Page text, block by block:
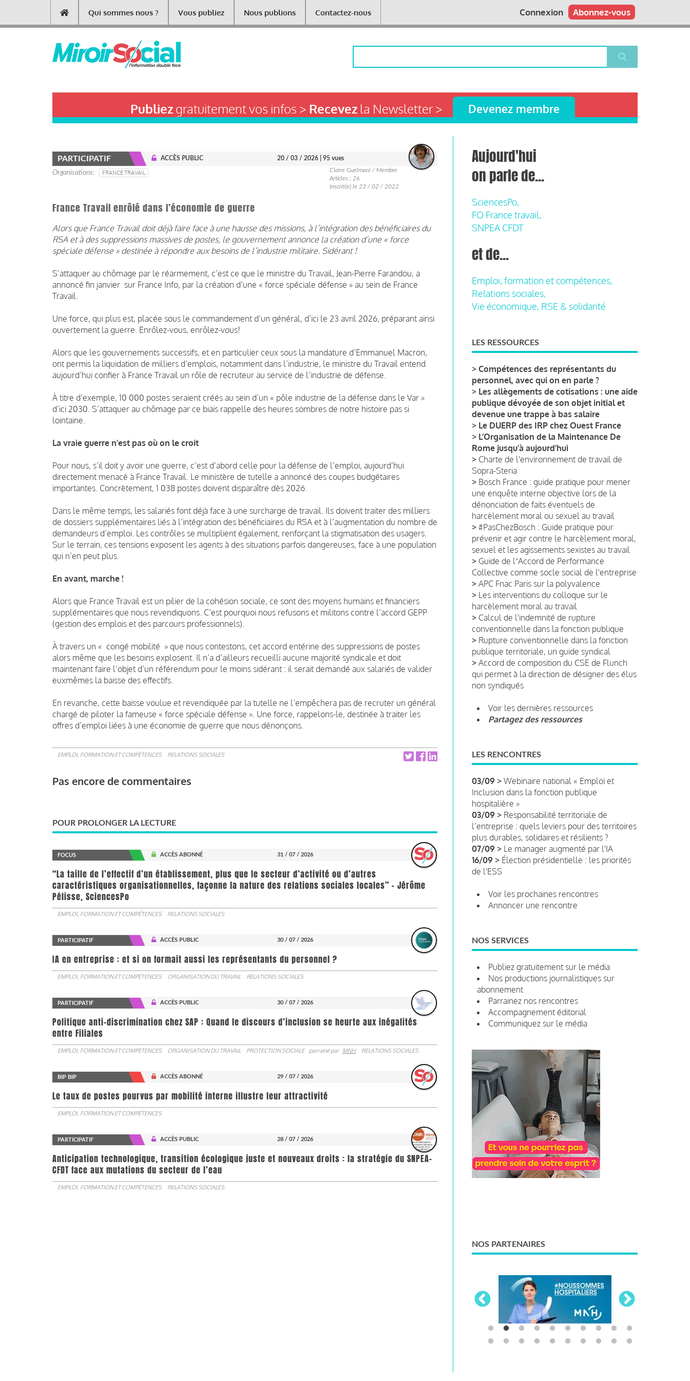
contenu
Main
navigation
Qui sommes nous ? Vous publiez Nous publions Contactez-nous Abonnez-vous
Connexion
Publiezgratuitement vos infos > Recevezla Newsletter > Devenez membre
PARTICIPATIF ACCÈS PUBLIC 20 / 03 / 2026 | 95 vues
Organisations FRANCE TRAVAIL
Claire Guelmani / Membre
Articles : 26
Inscrit(e) le 23 / 02 / 2022
France Travail enrôlé dans l’économie de guerre
Alors que France Travail doit déjà faire face à une hausse des missions, à l’intégration des bénéficiaires du
RSA et à des suppressions massives de postes, le gouvernement annonce la création d’une « force
spéciale défense » destinée à répondre aux besoins de l’industrie militaire. Sidérant !
S’attaquer au chômage par le réarmement, c’est ce que le ministre du Travail, Jean-Pierre Farandou, a
annoncé fin janvier sur France Info, par la création d’une « force spéciale défense » au sein de France
Travail.
Une force, qui plus est, placée sous le commandement d’un général, d’ici le 23 avril 2026, préparant ainsi
ouvertement la guerre. Enrôlez-vous, enrôlez-vous!
Alors que les gouvernements successifs, et en particulier ceux sous la mandature d’Emmanuel Macron,
ont permis la liquidation de milliers d’emplois, notamment dans l’industrie, le ministre du Travail entend
aujourd’hui confier à France Travail un rôle de recruteur au service de l’industrie de défense.
À titre d’exemple, 10 000 postes seraient créés au sein d’un « pôle industrie de la défense dans le Var »
d’ici 2030. S’attaquer au chômage par ce biais rappelle des heures sombres de notre histoire pas si
lointaine.
La vraie guerre n’est pas où on le croit
Pour nous, s’il doit y avoir une guerre, c’est d’abord celle pour la défense de l’emploi, aujourd’hui
directement menacé à France Travail. Le ministère de tutelle a annoncé des coupes budgétaires
importantes. Concrètement, 1 038 postes doivent disparaître dès 2026.
Dans le même temps, les salariés font déjà face à une surcharge de travail. Ils doivent traiter des milliers
de dossiers supplémentaires liés à l’intégration des bénéficiaires du RSA et à l’augmentation du nombre de
demandeurs d’emploi. Les contrôles se multiplient également, renforçant la stigmatisation des usagers.
Sur le terrain, ces tensions exposent les agents à des situations parfois dangereuses, face à une population
qui n’en peut plus.
En avant, marche !
Alors que France Travail est un pilier de la cohésion sociale, ce sont des moyens humains et financiers
supplémentaires que nous revendiquons. C’est pourquoi nous refusons et militons contre l’accord GEPP
(gestion des emplois et des parcours professionnels).
À travers un « congé mobilité » que nous contestons, cet accord entérine des suppressions de postes
alors même que les besoins explosent. Il n’a d’ailleurs recueilli aucune majorité syndicale et doit
maintenant faire l’objet d’un référendum pour le moins sidérant : il serait demandé aux salariés de valider
euxmêmes la baisse des effectifs.
En revanche, cette baisse voulue et revendiquée par la tutelle ne l’empêchera pas de recruter un général
chargé de piloter la fameuse « force spéciale défense ». Une force, rappelons-le, destinée à traiter les
offres d’emploi liées à une économie de guerre que nous dénonçons.
EMPLOI, FORMATION ET COMPÉTENCES RELATIONS SOCIALES
Pas encore de commentaires
POUR PROLONGER LA LECTURE
FOCUS ACCÈS ABONNÉ 31 / 07 / 2026
“La taille de l’effectif d’un établissement, plus que le secteur d’activité ou d’autres
caractéristiques organisationnelles, façonne la nature des relations sociales locales” - Jérôme
Pélisse, SciencesPo
EMPLOI, FORMATION ET COMPÉTENCES RELATIONS SOCIALES
PARTICIPATIF ACCÈS PUBLIC 30 / 07 / 2026
IA en entreprise : et si on formait aussi les représentants du personnel ?
EMPLOI, FORMATION ET COMPÉTENCES ORGANISATION DU TRAVAIL RELATIONS SOCIALES
PARTICIPATIF ACCÈS PUBLIC 30 / 07 / 2026
Politique anti-discrimination chez SAP : Quand le discours d’inclusion se heurte aux inégalités
entre Filiales
EMPLOI, FORMATION ET COMPÉTENCES ORGANISATION DU TRAVAIL PROTECTION SOCIALE parrainé par MNH RELATIONS SOCIALES
BIP BIP ACCÈS ABONNÉ 29 / 07 / 2026
Le taux de postes pourvus par mobilité interne illustre leur attractivité
EMPLOI, FORMATION ET COMPÉTENCES
PARTICIPATIF ACCÈS PUBLIC 28 / 07 / 2026
Anticipation technologique, transition écologique juste et nouveaux droits : la stratégie du SNPEA-
CFDT face aux mutations du secteur de l’eau
EMPLOI, FORMATION ET COMPÉTENCES RELATIONS SOCIALES
Aujourd'hui
on parle de...
SciencesPo,
FO France travail,
SNPEA CFDT
et de...
Emploi, formation et compétences,
Relations sociales,
Vie économique, RSE & solidarité
LES RESSOURCES
> Compétences des représentants du
personnel, avec qui on en parle ?
> Les allègements de cotisations : une aide
publique dévoyée de son objet initial et
devenue une trappe à bas salaire
> Le DUERP des IRP chez Ouest France
> L’Organisation de la Maintenance De
Rome jusqu’à aujourd’hui
> Charte de l'environnement de travail de
Sopra-Steria
> Bosch France : guide pratique pour mener
une enquête interne objective lors de la
dénonciation de faits éventuels de
harcèlement moral ou sexuel au travail
> #PasChezBosch : Guide pratique pour
prévenir et agir contre le harcèlement moral,
sexuel et les agissements sexistes au travail
> Guide de lʼAccord de Performance
Collective comme socle social de l'entreprise
> APC Fnac Paris sur la polyvalence
> Les interventions du colloque sur le
harcèlement moral au travail
> Calcul de l'indemnité de rupture
conventionnelle dans la fonction publique
> Rupture conventionnelle dans la fonction
publique territoriale, un guide syndical
> Accord de composition du CSE de Flunch
qui permet à la direction de désigner des élus
non syndiqués
Voir les dernières ressources
Partagez des ressources
LES RENCONTRES
03/09 > Webinaire national « Emploi et
Inclusion dans la fonction publique
hospitalière »
03/09 > Responsabilité territoriale de
l’entreprise : quels leviers pour des territoires
plus durables, solidaires et résilients ?
07/09 > Le manager augmenté par l'IA
16/09 > Élection présidentielle : les priorités
de l'ESS
Voir les prochaines rencontres
Annoncer une rencontre
NOS SERVICES
Publiez gratuitement sur le média
Nos productions journalistiques sur
abonnement
Parrainez nos rencontres
Accompagnement éditorial
Communiquez sur le média
NOS PARTENAIRES